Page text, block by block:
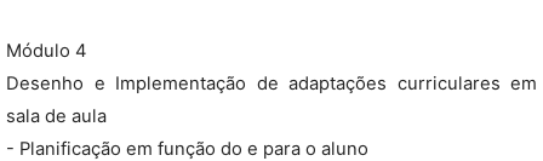
Módulo 4
Desenho e Implementação de adaptações curriculares em
sala de aula
- Planificação em função do e para o aluno